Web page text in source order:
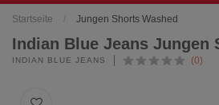
Startseite / Jungen Shorts Washed
Indian Blue Jeans Jungen
INDIAN BLUE JEANS (0)